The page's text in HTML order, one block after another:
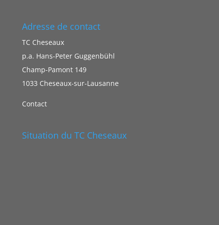
Adresse de contact
TC Cheseaux
p.a. Hans-Peter Guggenbühl
Champ-Pamont 149
1033 Cheseaux-sur-Lausanne
Contact
Situation du TC Cheseaux